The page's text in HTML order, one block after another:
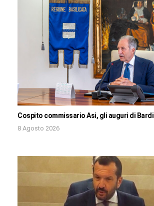
Cospito commissario Asi, gli auguri di Bardi
8 Agosto 2026